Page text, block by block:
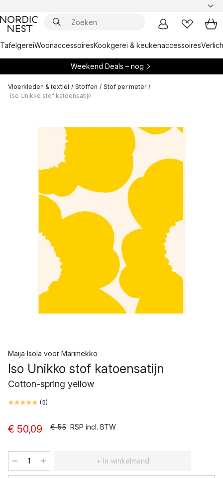
TafelgereiWoonaccessoiresKookgerei & keukenaccessoires
Weekend Deals – nog
Vloerkleden & textiel / Stoffen / Stof per meter /
Iso Unikko stof katoensatijn
Maija Isola voor Marimekko
Iso Unikko stof katoensatijn
Cotton-spring yellow
(5)
€ 50,09 € 55 RSP incl. BTW
+ In winkelmand